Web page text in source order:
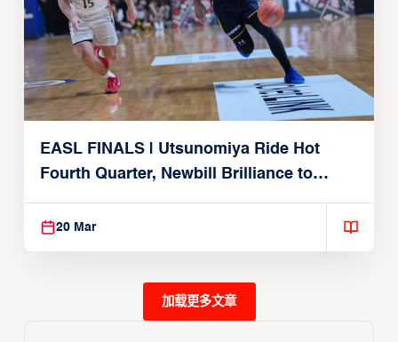
EASL FINALS | Utsunomiya Ride Hot
Fourth Quarter, Newbill Brilliance to
Reach EASL Championship Game
20 Mar
加载更多文章